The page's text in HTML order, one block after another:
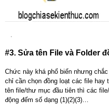
#3. Sửa tên File và Folder
Chức này khá phổ biến nhưng
chỉ cần chọn đồng loạt các file
tên file/thư mục đầu tiên thì các
động đếm số dạng (1)(2)(3)…